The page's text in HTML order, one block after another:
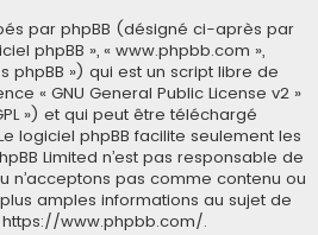
par phpBB (désigné ci-après par
phpBB », « www.phpbb.com »,
phpBB ») qui est un script libre de
« GNU General Public License v2 »
») et qui peut être téléchargé
logiciel phpBB facilite seulement les
Limited n’est pas responsable de
n’acceptons pas comme contenu ou
amples informations au sujet de
https://www.phpbb.com/.